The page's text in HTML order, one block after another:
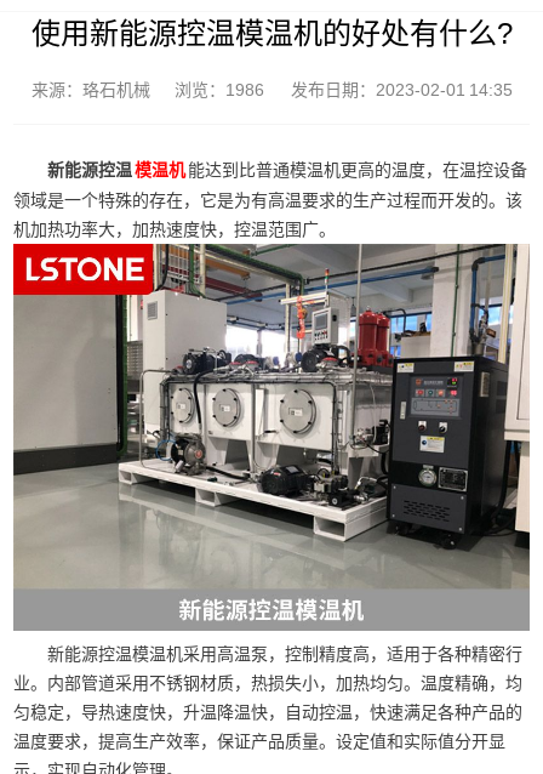
使用新能源控温模温机的好处有什么?
来源：珞石机械 浏览：1986 发布日期：2023-02-01 14:35
新能源控温 模温机能达到比普通模温机更高的温度，在温控设备
领域是一个特殊的存在，它是为有高温要求的生产过程而开发的。该
机加热功率大，加热速度快，控温范围广。
新能源控温模温机采用高温泵，控制精度高，适用于各种精密行
业。内部管道采用不锈钢材质，热损失小，加热均匀。温度精确，均
匀稳定，导热速度快，升温降温快，自动控温，快速满足各种产品的
温度要求，提高生产效率，保证产品质量。设定值和实际值分开显